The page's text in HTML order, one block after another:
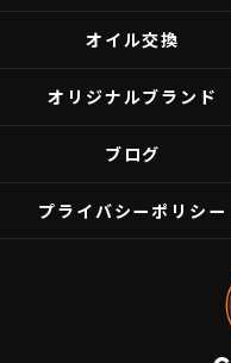
オイル交換
オリジナルブランド
ブログ
プライバシーポリシー